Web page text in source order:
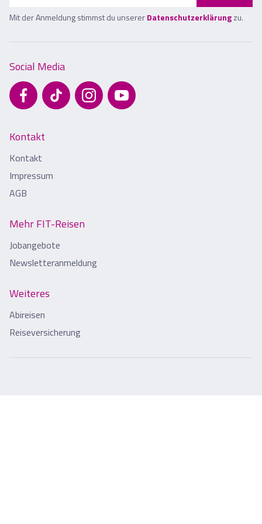
Mit der Anmeldung stimmst du unsererDatenschutzerklärungzu.
Social Media
Kontakt
Kontakt
Impressum
AGB
Mehr FIT-Reisen
Jobangebote
Newsletteranmeldung
Weiteres
Abireisen
Reiseversicherung